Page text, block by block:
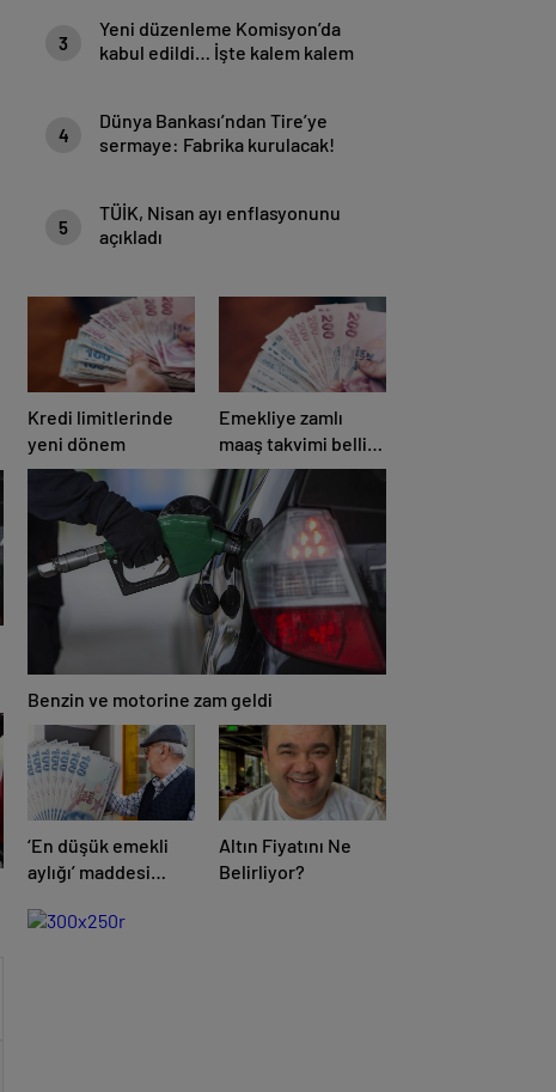
3
Yeni düzenleme Komisyon’da
kabul edildi… İşte kalem kalem
4
Dünya Bankası’ndan Tire’ye
sermaye: Fabrika kurulacak!
5
TÜİK, Nisan ayı enflasyonunu
açıkladı
Kredi limitlerinde
yeni dönem
Emekliye zamlı
maaş takvimi belli
oldu! Kim ne kadar
alacak?
Benzin ve motorine zam geldi
‘En düşük emekli
aylığı’ maddesi
edildi
Altın Fiyatını Ne
Belirliyor?